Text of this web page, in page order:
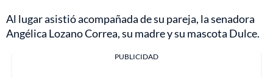
Al lugar asistió acompañada de su pareja, la senadora
Angélica Lozano Correa, su madre y su mascota Dulce.
PUBLICIDAD